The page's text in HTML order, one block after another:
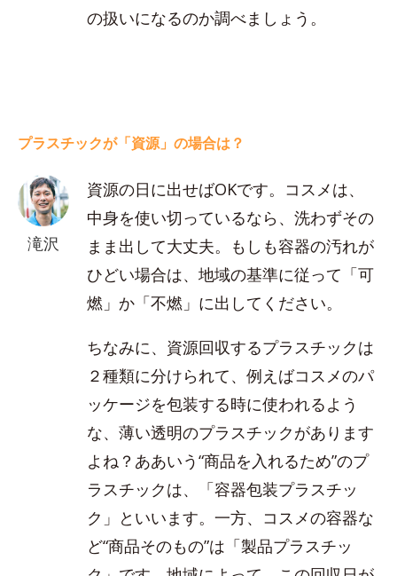
の扱いになるのか調べましょう。
プラスチックが「資源」の場合は？
滝沢
資源の日に出せばOKです。コスメは、
中身を使い切っているなら、洗わずその
まま出して大丈夫。もしも容器の汚れが
ひどい場合は、地域の基準に従って「可
燃」か「不燃」に出してください。
ちなみに、資源回収するプラスチックは
２種類に分けられて、例えばコスメのパ
ッケージを包装する時に使われるよう
な、薄い透明のプラスチックがあります
よね？ああいう“商品を入れるため”のプ
ラスチックは、「容器包装プラスチッ
ク」といいます。一方、コスメの容器な
ど“商品そのもの”は「製品プラスチッ